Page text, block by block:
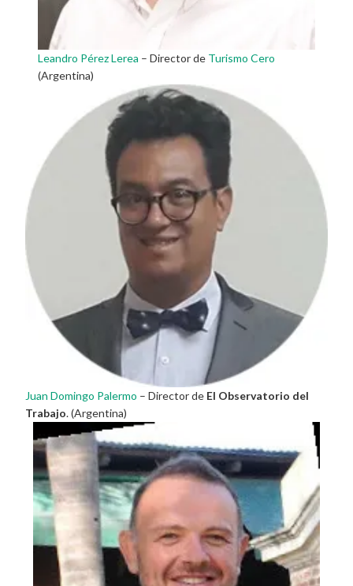
Leandro Pérez Lerea – Director de Turismo Cero
(Argentina)
Juan Domingo Palermo – Director de El Observatorio del
Trabajo. (Argentina)